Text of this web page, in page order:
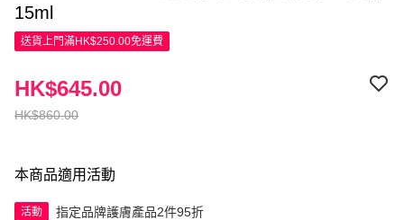
15ml
送貨上門滿HK$250.00免運費
HK$860.00
HK$645.00
本商品適用活動
活動 指定品牌護膚產品2件95折